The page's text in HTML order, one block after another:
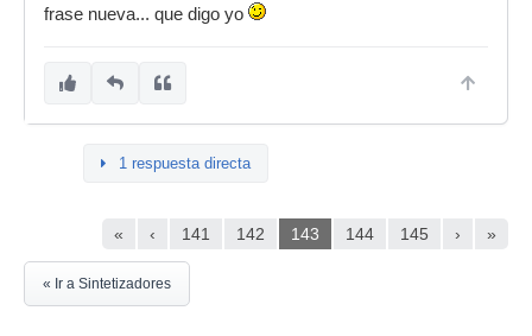
frase nueva... que digo yo
1 respuesta directa
« ‹ 141 142 143 144 145 › »
« Ir a Sintetizadores